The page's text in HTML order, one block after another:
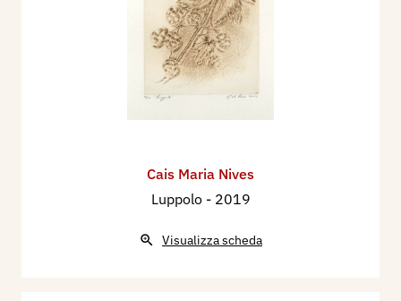
Cais Maria Nives
Luppolo - 2019
Visualizza scheda